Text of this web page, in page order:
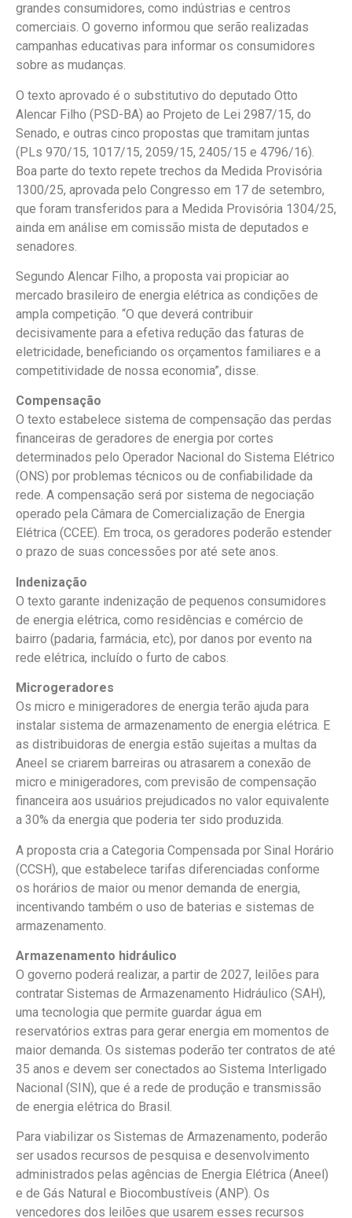
grandes consumidores, como indústrias e centros
comerciais. O governo informou que serão realizadas
campanhas educativas para informar os consumidores
sobre as mudanças.
O texto aprovado é o substitutivo do deputado Otto
Alencar Filho (PSD-BA) ao Projeto de Lei 2987/15, do
Senado, e outras cinco propostas que tramitam juntas
(PLs 970/15, 1017/15, 2059/15, 2405/15 e 4796/16).
Boa parte do texto repete trechos da Medida Provisória
1300/25, aprovada pelo Congresso em 17 de setembro,
que foram transferidos para a Medida Provisória 1304/25,
ainda em análise em comissão mista de deputados e
senadores.
Segundo Alencar Filho, a proposta vai propiciar ao
mercado brasileiro de energia elétrica as condições de
ampla competição. “O que deverá contribuir
decisivamente para a efetiva redução das faturas de
eletricidade, beneficiando os orçamentos familiares e a
competitividade de nossa economia”, disse.
Compensação
O texto estabelece sistema de compensação das perdas
financeiras de geradores de energia por cortes
determinados pelo Operador Nacional do Sistema Elétrico
(ONS) por problemas técnicos ou de confiabilidade da
rede. A compensação será por sistema de negociação
operado pela Câmara de Comercialização de Energia
Elétrica (CCEE). Em troca, os geradores poderão estender
o prazo de suas concessões por até sete anos.
Indenização
O texto garante indenização de pequenos consumidores
de energia elétrica, como residências e comércio de
bairro (padaria, farmácia, etc), por danos por evento na
rede elétrica, incluído o furto de cabos.
Microgeradores
Os micro e minigeradores de energia terão ajuda para
instalar sistema de armazenamento de energia elétrica. E
as distribuidoras de energia estão sujeitas a multas da
Aneel se criarem barreiras ou atrasarem a conexão de
micro e minigeradores, com previsão de compensação
financeira aos usuários prejudicados no valor equivalente
a 30% da energia que poderia ter sido produzida.
A proposta cria a Categoria Compensada por Sinal Horário
(CCSH), que estabelece tarifas diferenciadas conforme
os horários de maior ou menor demanda de energia,
incentivando também o uso de baterias e sistemas de
armazenamento.
Armazenamento hidráulico
O governo poderá realizar, a partir de 2027, leilões para
contratar Sistemas de Armazenamento Hidráulico (SAH),
uma tecnologia que permite guardar água em
reservatórios extras para gerar energia em momentos de
maior demanda. Os sistemas poderão ter contratos de até
35 anos e devem ser conectados ao Sistema Interligado
Nacional (SIN), que é a rede de produção e transmissão
de energia elétrica do Brasil.
Para viabilizar os Sistemas de Armazenamento, poderão
ser usados recursos de pesquisa e desenvolvimento
administrados pelas agências de Energia Elétrica (Aneel)
e de Gás Natural e Biocombustíveis (ANP). Os
vencedores dos leilões que usarem esses recursos